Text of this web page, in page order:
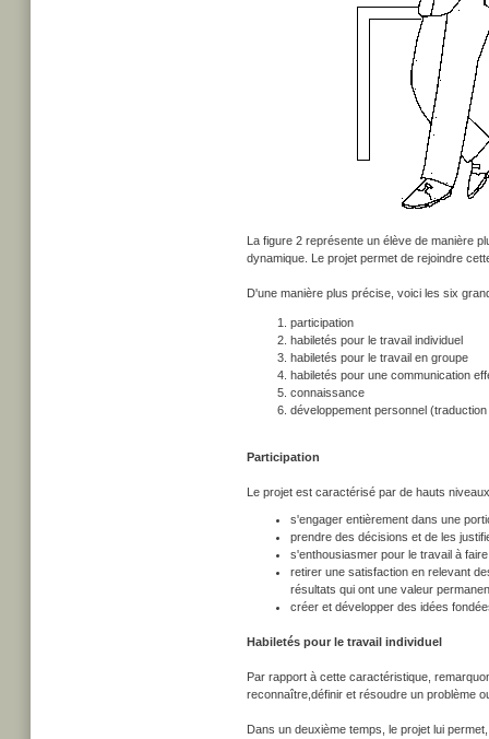
La figure 2 représente un élève de manière
dynamique. Le projet permet de rejoindre
D'une manière plus précise, voici les six
participation
habiletés pour le travail individuel
habiletés pour le travail en groupe
habiletés pour une communication
connaissance
développement personnel (traduction
Participation
Le projet est caractérisé par de hauts
s'engager entièrement dans une
prendre des décisions et de les
s'enthousiasmer pour le travail à faire
retirer une satisfaction en relevant
résultats qui ont une valeur
créer et développer des idées
Habiletés pour le travail individuel
Par rapport à cette caractéristique,
reconnaître,définir et résoudre un problème
Dans un deuxième temps, le projet lui